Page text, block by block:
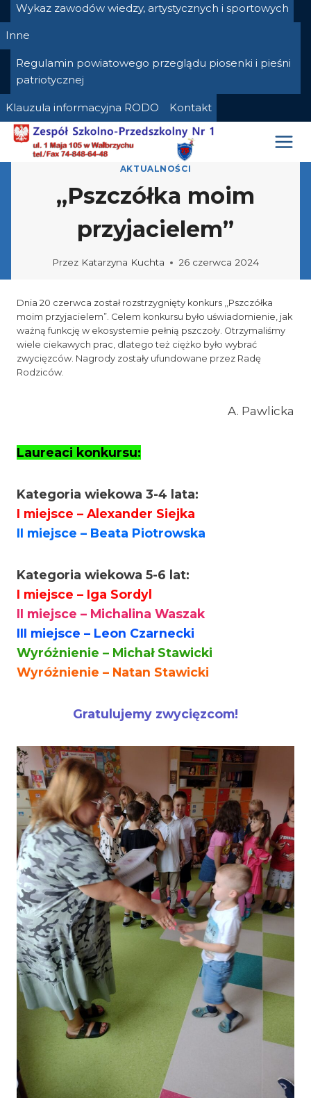
Wykaz zawodów wiedzy, artystycznych i sportowych
Inne
Regulamin powiatowego przeglądu piosenki i pieśni
patriotycznej
Klauzula informacyjna RODO Kontakt
AKTUALNOŚCI
,,Pszczółka moim
przyjacielem”
Przez Katarzyna Kuchta 26 czerwca 2024
Dnia 20 czerwca został rozstrzygnięty konkurs ,,Pszczółka
moim przyjacielem”. Celem konkursu było uświadomienie, jak
ważną funkcję w ekosystemie pełnią pszczoły. Otrzymaliśmy
wiele ciekawych prac, dlatego też ciężko było wybrać
zwycięzców. Nagrody zostały ufundowane przez Radę
Rodziców.
A. Pawlicka
Laureaci konkursu:
Kategoria wiekowa 3-4 lata:
I miejsce – Alexander Siejka
II miejsce – Beata Piotrowska
Kategoria wiekowa 5-6 lat:
I miejsce – Iga Sordyl
II miejsce – Michalina Waszak
III miejsce – Leon Czarnecki
Wyróżnienie – Michał Stawicki
Wyróżnienie – Natan Stawicki
Gratulujemy zwycięzcom!